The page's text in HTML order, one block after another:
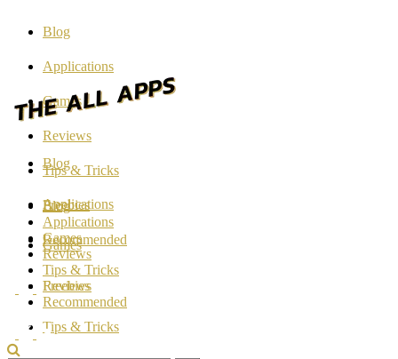
Blog
Applications
Games
Reviews
Tips & Tricks
Freebies
Recommended
Blog
Applications
Games
Reviews
Tips & Tricks
Blog
Applications
Games
Reviews
Tips & Tricks
Freebies
Recommended